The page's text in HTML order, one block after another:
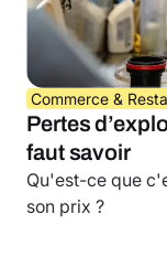
Commerce &
Pertes
faut savoir
Qu'est-ce que
son prix ?